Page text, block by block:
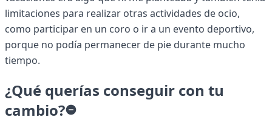
limitaciones para realizar otras actividades de ocio,
como participar en un coro o ir a un evento deportivo,
porque no podía permanecer de pie durante mucho
tiempo.
¿Qué querías conseguir con tu
cambio?